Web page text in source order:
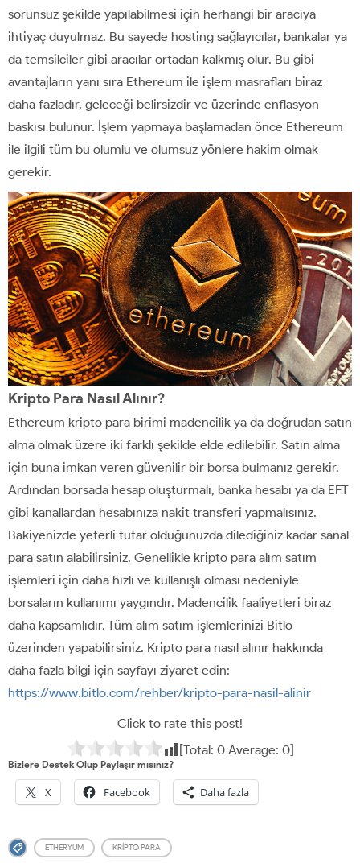
sorunsuz şekilde yapılabilmesi için herhangi bir aracıya
ihtiyaç duyulmaz. Bu sayede hosting sağlayıcılar, bankalar ya
da temsilciler gibi aracılar ortadan kalkmış olur. Bu gibi
avantajların yanı sıra Ethereum ile işlem masrafları biraz
daha fazladır, geleceği belirsizdir ve üzerinde enflasyon
baskısı bulunur. İşlem yapmaya başlamadan önce Ethereum
ile ilgili tüm bu olumlu ve olumsuz yönlere hakim olmak
gerekir.
Kripto Para Nasıl Alınır?
Ethereum kripto para birimi madencilik ya da doğrudan satın
alma olmak üzere iki farklı şekilde elde edilebilir. Satın alma
için buna imkan veren güvenilir bir borsa bulmanız gerekir.
Ardından borsada hesap oluşturmalı, banka hesabı ya da EFT
gibi kanallardan hesabınıza nakit transferi yapmalısınız.
Bakiyenizde yeterli tutar olduğunuzda dilediğiniz kadar sanal
para satın alabilirsiniz. Genellikle kripto para alım satım
işlemleri için daha hızlı ve kullanışlı olması nedeniyle
borsaların kullanımı yaygındır. Madencilik faaliyetleri biraz
daha kapsamlıdır. Tüm alım satım işlemlerinizi Bitlo
üzerinden yapabilirsiniz. Kripto para nasıl alınır hakkında
daha fazla bilgi için sayfayı ziyaret edin:
https://www.bitlo.com/rehber/kripto-para-nasil-alinir
Click to rate this post!
[Total: 0Average: 0]
Bizlere Destek Olup Paylaşır mısınız?
X Facebook Daha fazla
ETHERYUM KRIPTO PARA